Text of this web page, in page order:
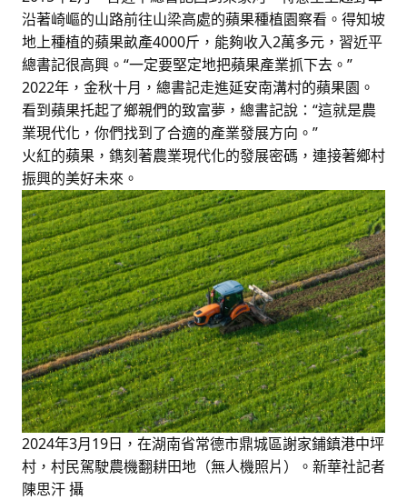
沿著崎嶇的山路前往山梁高處的蘋果種植園察看。得知坡
地上種植的蘋果畝產4000斤，能夠收入2萬多元，習近平
總書記很高興。“一定要堅定地把蘋果產業抓下去。”
2022年，金秋十月，總書記走進延安南溝村的蘋果園。
看到蘋果托起了鄉親們的致富夢，總書記說：“這就是農
業現代化，你們找到了合適的產業發展方向。”
火紅的蘋果，鐫刻著農業現代化的發展密碼，連接著鄉村
振興的美好未來。
2024年3月19日，在湖南省常德市鼎城區謝家鋪鎮港中坪
村，村民駕駛農機翻耕田地（無人機照片）。新華社記者
陳思汗 攝